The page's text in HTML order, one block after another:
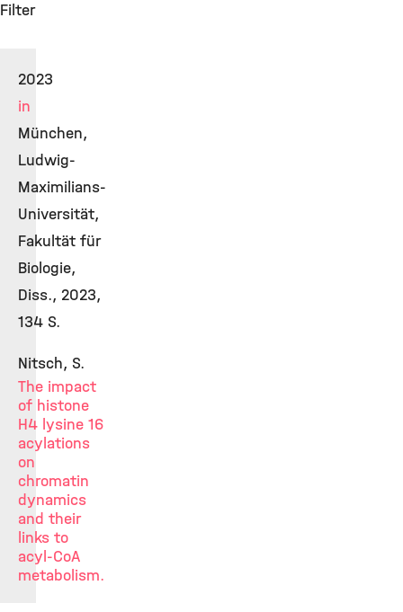
Filter
2023
in
München,
Ludwig-
Maximilians-
Universität,
Fakultät für
Biologie,
Diss., 2023,
134 S.
Nitsch, S.
The impact
of histone
H4 lysine 16
acylations
on
chromatin
dynamics
and their
links to
acyl-CoA
metabolism.